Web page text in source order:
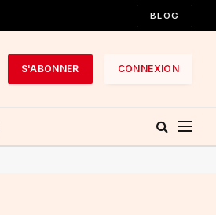
BLOG
S'ABONNER CONNEXION